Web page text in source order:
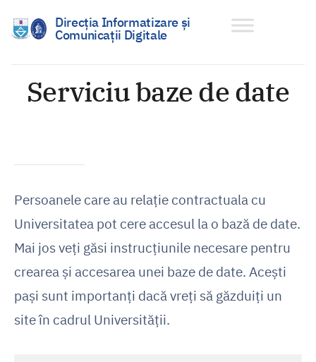
conținut
Direcția Informatizare și
Comunicații Digitale
Serviciu baze de date
Persoanele care au relație contractuala cu
Universitatea pot cere accesul la o bază de date.
Mai jos veți găsi instrucțiunile necesare pentru
crearea și accesarea unei baze de date. Acești
pași sunt importanți dacă vreți să găzduiți un
site în cadrul Universității.